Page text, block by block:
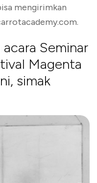
mengirimkan
Seminar
Magenta
simak